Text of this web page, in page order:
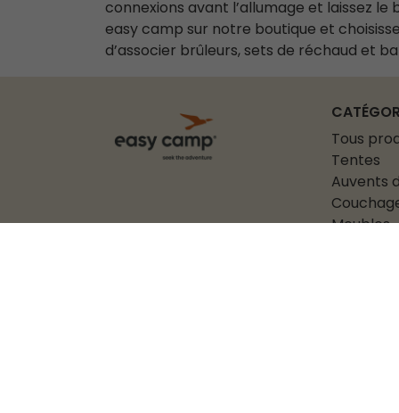
connexions avant l’allumage et laissez
easy camp sur notre boutique et
d’associer brûleurs, sets de réchaud et
Tous
Tentes
Auvents
Meubles